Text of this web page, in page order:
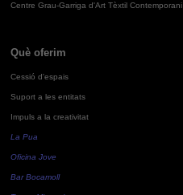
Centre Grau-Garriga d'Art Tèxtil Contemporani
Què oferim
Cessió d'espais
Suport a les entitats
Impuls a la creativitat
La Pua
Oficina Jove
Bar Bocamoll